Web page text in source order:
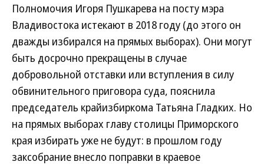
Полномочия Игоря Пушкарева на посту мэра
Владивостока истекают в 2018 году (до этого он
дважды избирался на прямых выборах). Они могут
быть досрочно прекращены в случае
добровольной отставки или вступления в силу
обвинительного приговора суда, пояснила
председатель крайизбиркома Татьяна Гладких. Но
на прямых выборах главу столицы Приморского
края избирать уже не будут: в прошлом году
заксобрание внесло поправки в краевое